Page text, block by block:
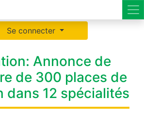
Se connecter
Annonce de
de 300 places de
dans 12 spécialités